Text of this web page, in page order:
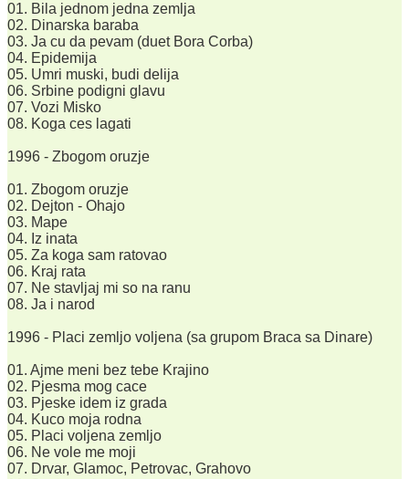
01. Bila jednom jedna zemlja
02. Dinarska baraba
03. Ja cu da pevam (duet Bora Corba)
04. Epidemija
05. Umri muski, budi delija
06. Srbine podigni glavu
07. Vozi Misko
08. Koga ces lagati
1996 - Zbogom oruzje
01. Zbogom oruzje
02. Dejton - Ohajo
03. Mape
04. Iz inata
05. Za koga sam ratovao
06. Kraj rata
07. Ne stavljaj mi so na ranu
08. Ja i narod
1996 - Placi zemljo voljena (sa grupom Braca sa Dinare)
01. Ajme meni bez tebe Krajino
02. Pjesma mog cace
03. Pjeske idem iz grada
04. Kuco moja rodna
05. Placi voljena zemljo
06. Ne vole me moji
07. Drvar, Glamoc, Petrovac, Grahovo